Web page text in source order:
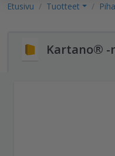
Etusivu Tuotteet
Kartano® -